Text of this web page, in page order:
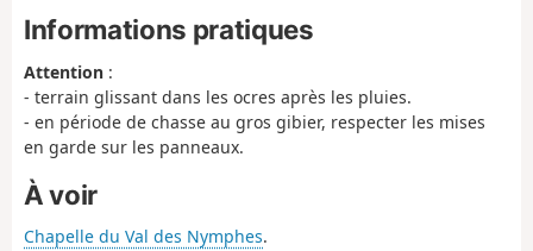
Informations pratiques
Attention :
- terrain glissant dans les ocres après les pluies.
- en période de chasse au gros gibier, respecter les mises
en garde sur les panneaux.
À voir
Chapelle du Val des Nymphes.